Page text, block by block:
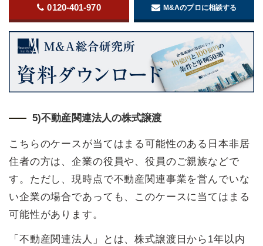
0120-401-970
M&Aのプロに相談する
5)不動産関連法人の株式譲渡
こちらのケースが当てはまる可能性のある日本非居
住者の方は、企業の役員や、役員のご親族などで
す。ただし、現時点で不動産関連事業を営んでいな
い企業の場合であっても、このケースに当てはまる
可能性があります。
「不動産関連法人」とは、株式譲渡日から1年以内